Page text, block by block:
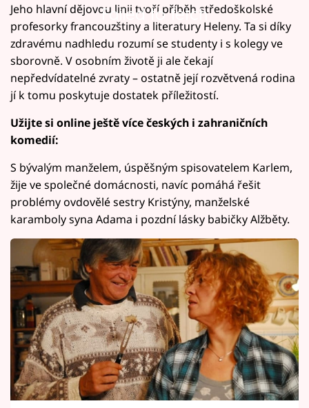
Failed to fetch
Jeho hlavní dějovou linii tvoří příběh středoškolské
profesorky francouzštiny a literatury Heleny. Ta si díky
zdravému nadhledu rozumí se studenty i s kolegy ve
sborovně. V osobním životě ji ale čekají
nepředvídatelné zvraty – ostatně její rozvětvená rodina
jí k tomu poskytuje dostatek příležitostí.
Užijte si online ještě více českých i zahraničních
komedií:
S bývalým manželem, úspěšným spisovatelem Karlem,
žije ve společné domácnosti, navíc pomáhá řešit
problémy ovdovělé sestry Kristýny, manželské
karamboly syna Adama i pozdní lásky babičky Alžběty.